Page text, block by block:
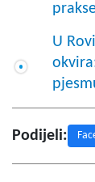
U
Podijeli: